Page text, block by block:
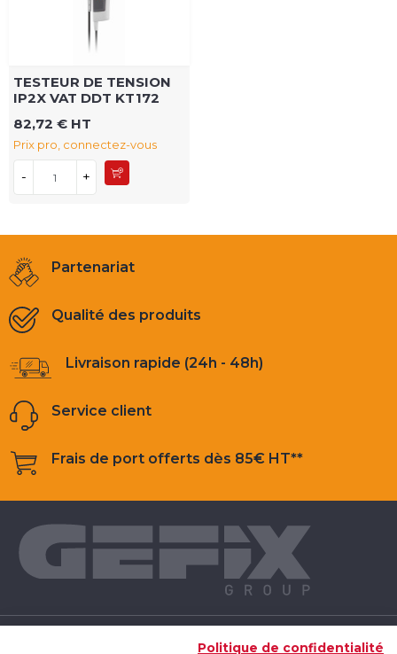
TESTEUR DE TENSION
IP2X VAT DDT KT172
82,72 € HT
Prix pro, connectez-vous
- +
Partenariat
Qualité des produits
Livraison rapide (24h - 48h)
Service client
Frais de port offerts dès 85€ HT**
Politique de confidentialité